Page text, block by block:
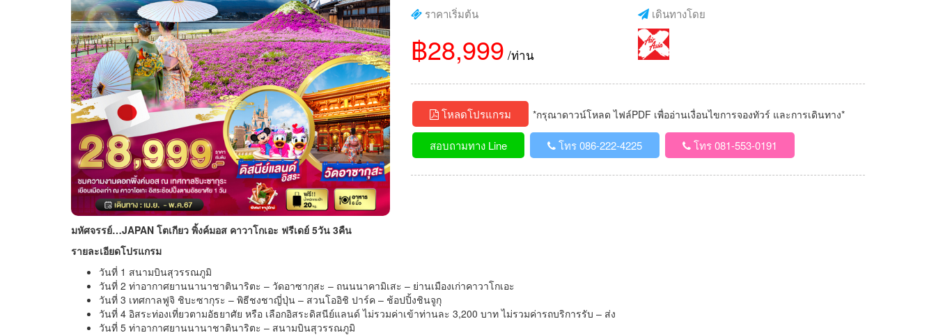
ราคาเริ่มต้น
฿28,999 /ท่าน
เดินทางโดย
โหลดโปรแกรม *กรุณาดาวน์โหลด ไฟล์PDF เพื่ออ่านเงื่อนไขการจองทัวร์ และการเดินทาง*
สอบถามทาง Line โทร 086-222-4225 โทร 081-553-0191
มหัศจรรย์…JAPAN โตเกียว พิ้งค์มอส คาวาโกเอะ ฟรีเดย์ 5วัน 3คืน
รายละเอียดโปรแกรม
วันที่ 1 สนามบินสุวรรณภูมิ
วันที่ 2 ท่าอากาศยานนานาชาตินาริตะ – วัดอาซากุสะ – ถนนนาคามิเสะ – ย่านเมืองเก่าคาวาโกเอะ
วันที่ 3 เทศกาลฟูจิ ชิบะซากุระ – พิธีชงชาญี่ปุ่น – สวนโออิชิ ปาร์ค – ช้อปปิ้งชินจูกุ
วันที่ 4 อิสระท่องเที่ยวตามอัธยาศัย หรือ เลือกอิสระดิสนีย์แลนด์ ไม่รวมค่าเข้าท่านละ 3,200 บาท ไม่รวมค่ารถบริการรับ – ส่ง
วันที่ 5 ท่าอากาศยานนานาชาตินาริตะ – สนามบินสุวรรณภูมิ